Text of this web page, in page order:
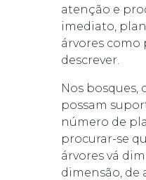
atenção e
imediato,
árvores como
descrever.
Nos bosques,
possam
número de
procurar-se
árvores vá
dimensão, de